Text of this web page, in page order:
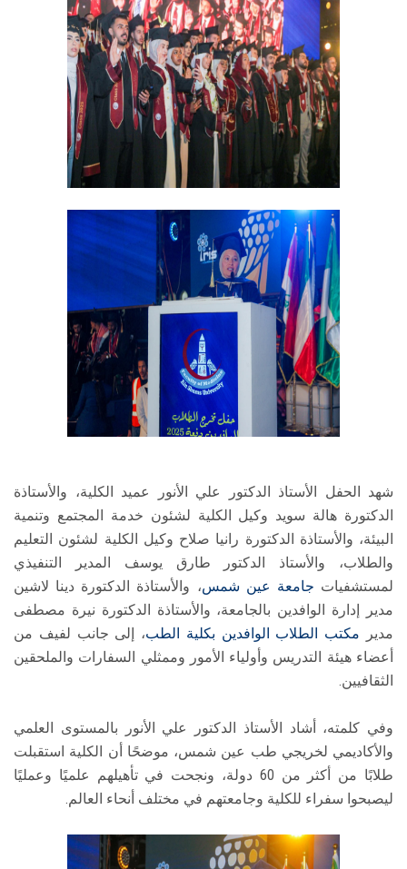
شهد الحفل الأستاذ الدكتور علي الأنور عميد الكلية، والأستاذة
الدكتورة هالة سويد وكيل الكلية لشئون خدمة المجتمع وتنمية
البيئة، والأستاذة الدكتورة رانيا صلاح وكيل الكلية لشئون التعليم
والطلاب، والأستاذ الدكتور طارق يوسف المدير التنفيذي
لمستشفيات جامعة عين شمس، والأستاذة الدكتورة دينا لاشين
مدير إدارة الوافدين بالجامعة، والأستاذة الدكتورة نيرة مصطفى
مدير مكتب الطلاب الوافدين بكلية الطب، إلى جانب لفيف من
أعضاء هيئة التدريس وأولياء الأمور وممثلي السفارات والملحقين
الثقافيين.
وفي كلمته، أشاد الأستاذ الدكتور علي الأنور بالمستوى العلمي
والأكاديمي لخريجي طب عين شمس، موضحًا أن الكلية استقبلت
طلابًا من أكثر من 60 دولة، ونجحت في تأهيلهم علميًا وعمليًا
ليصبحوا سفراء للكلية وجامعتهم في مختلف أنحاء العالم.